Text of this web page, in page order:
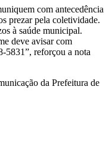
com antecedência
prezar pela coletividade.
à saúde municipal.
deve avisar com
5831”, reforçou a nota
da Prefeitura de